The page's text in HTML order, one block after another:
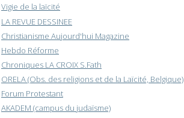
Vigie de la laïcité
LA REVUE DESSINEE
Christianisme Aujourd'hui Magazine
Hebdo Réforme
Chroniques LA CROIX S.Fath
ORELA (Obs. des religions et de la Laïcité, Belgique)
Forum Protestant
AKADEM (campus du judaïsme)